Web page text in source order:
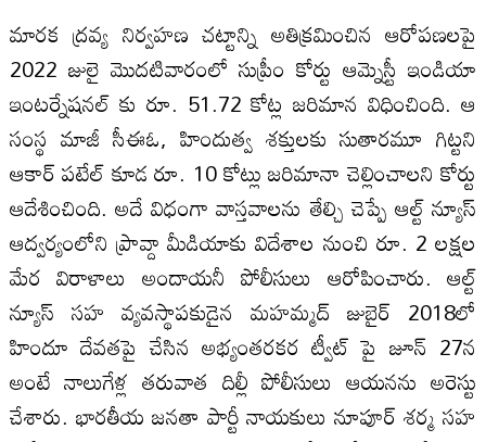
మారక ద్రవ్య నిర్వహణ చట్టాన్ని అతిక్రమించిన ఆరోపణలపై
2022 జులై మొదటివారంలో సుప్రీం కోర్టు ఆమ్నెస్టీ ఇండియా
ఇంటర్నేషనల్ కు రూ. 51.72 కోట్ల జరిమాన విధించింది. ఆ
సంస్థ మాజీ సీఈఓ, హిందుత్వ శక్తులకు సుతారమూ గిట్టని
ఆకార్ పటేల్ కూడ రూ. 10 కోట్లు జరిమానా చెల్లించాలని కోర్టు
ఆదేశించింది. అదే విధంగా వాస్తవాలను తేల్చి చెప్పే ఆల్ట్ న్యూస్
ఆద్వర్యంలోని ప్రావ్దా మీడియాకు విదేశాల నుంచి రూ. 2 లక్షల
మేర విరాళాలు అందాయనీ పోలీసులు ఆరోపించారు. ఆల్ట్
న్యూస్ సహ వ్యవస్థాపకుడైన మహమ్మద్ జుబైర్ 2018లో
హిందూ దేవతపై చేసిన అభ్యంతరకర ట్వీట్ పై జూన్ 27న
అంటే నాలుగేళ్ల తరువాత దిల్లీ పోలీసులు ఆయనను అరెస్టు
చేశారు. భారతీయ జనతా పార్టీ నాయకులు నూపూర్ శర్మ సహ